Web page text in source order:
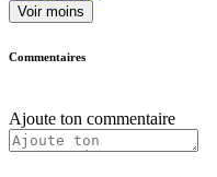
Voir moins
Commentaires
Ajoute ton commentaire